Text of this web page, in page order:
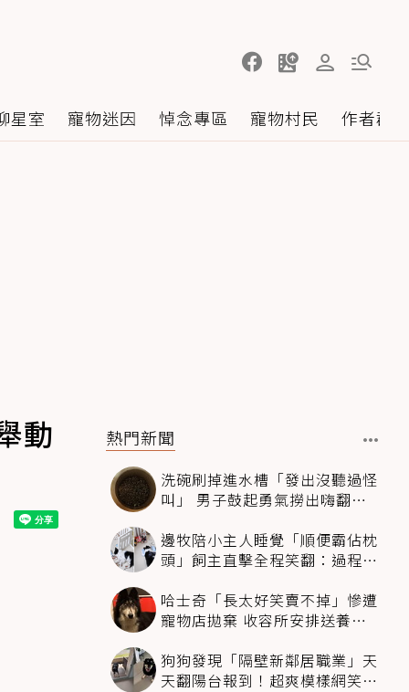
星室 寵物迷因 悼念專區 寵物村民 作者群
動
熱門新聞
洗碗刷掉進水槽「發出沒聽過怪
叫」 男子鼓起勇氣撈出嗨翻：
邊牧陪小主人睡覺「順便霸佔枕
頭」飼主直擊全程笑翻：過程絲
哈士奇「長太好笑賣不掉」慘遭
寵物店拋棄 收容所安排送養活
狗狗發現「隔壁新鄰居職業」天
天翻陽台報到！超爽模樣網笑